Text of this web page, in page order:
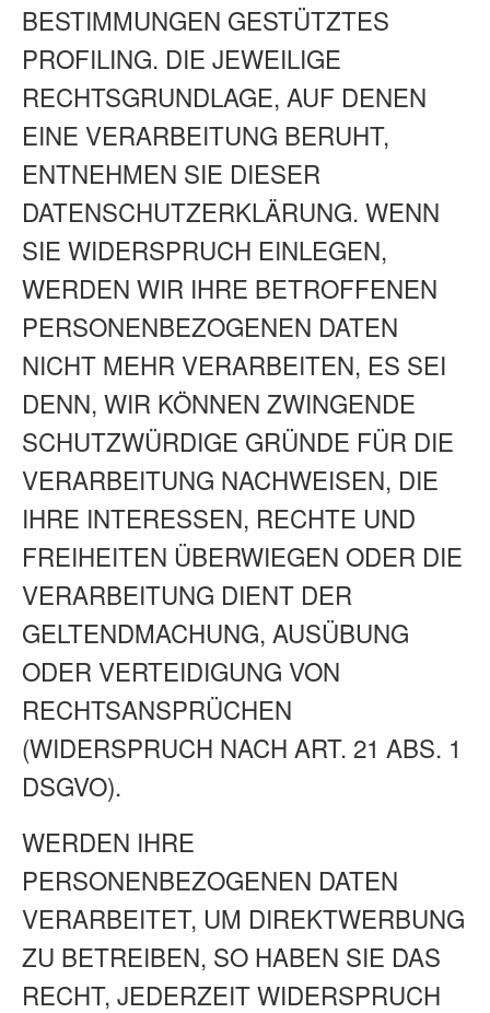
BESTIMMUNGEN GESTÜTZTES
PROFILING. DIE JEWEILIGE
RECHTSGRUNDLAGE, AUF DENEN
EINE VERARBEITUNG BERUHT,
ENTNEHMEN SIE DIESER
DATENSCHUTZERKLÄRUNG. WENN
SIE WIDERSPRUCH EINLEGEN,
WERDEN WIR IHRE BETROFFENEN
PERSONENBEZOGENEN DATEN
NICHT MEHR VERARBEITEN, ES SEI
DENN, WIR KÖNNEN ZWINGENDE
SCHUTZWÜRDIGE GRÜNDE FÜR DIE
VERARBEITUNG NACHWEISEN, DIE
IHRE INTERESSEN, RECHTE UND
FREIHEITEN ÜBERWIEGEN ODER DIE
VERARBEITUNG DIENT DER
GELTENDMACHUNG, AUSÜBUNG
ODER VERTEIDIGUNG VON
RECHTSANSPRÜCHEN
(WIDERSPRUCH NACH ART. 21 ABS. 1
DSGVO).
WERDEN IHRE
PERSONENBEZOGENEN DATEN
VERARBEITET, UM DIREKTWERBUNG
ZU BETREIBEN, SO HABEN SIE DAS
RECHT, JEDERZEIT WIDERSPRUCH